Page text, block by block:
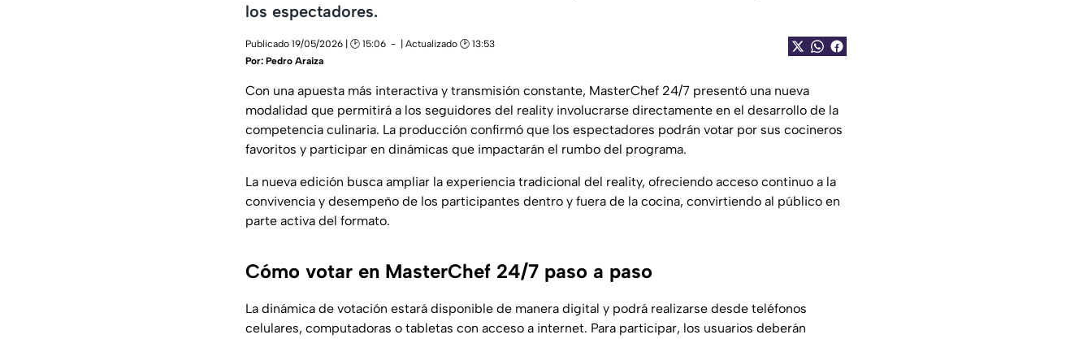
los espectadores.
Publicado 19/05/2026 | 🕑 15:06
| Actualizado 🕑 13:53
Por: Pedro Araiza
Con una apuesta más interactiva y transmisión constante, MasterChef 24/7 presentó una nueva
modalidad que permitirá a los seguidores del reality involucrarse directamente en el desarrollo de la
competencia culinaria. La producción confirmó que los espectadores podrán votar por sus cocineros
favoritos y participar en dinámicas que impactarán el rumbo del programa.
La nueva edición busca ampliar la experiencia tradicional del reality, ofreciendo acceso continuo a la
convivencia y desempeño de los participantes dentro y fuera de la cocina, convirtiendo al público en
parte activa del formato.
Cómo votar en MasterChef 24/7 paso a paso
La dinámica de votación estará disponible de manera digital y podrá realizarse desde teléfonos
celulares, computadoras o tabletas con acceso a internet. Para participar, los usuarios deberán